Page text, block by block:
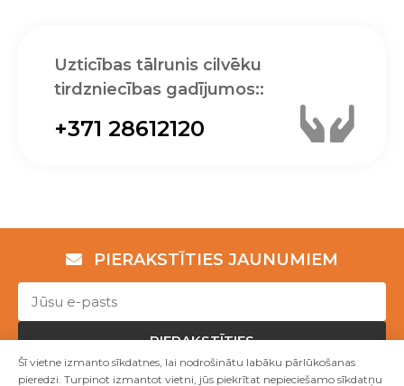
Uzticības tālrunis cilvēku
tirdzniecības gadījumos::
+371 28612120
PIERAKSTĪTIES JAUNUMIEM
PIERAKSTĪTIES
Šī vietne izmanto sīkdatnes, lai nodrošinātu labāku pārlūkošanas
pieredzi. Turpinot izmantot vietni, jūs piekrītat nepieciešamo sīkdatņu